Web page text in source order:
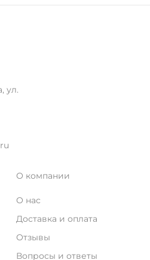
ул.
О компании
О нас
Доставка и оплата
Отзывы
Вопросы и ответы